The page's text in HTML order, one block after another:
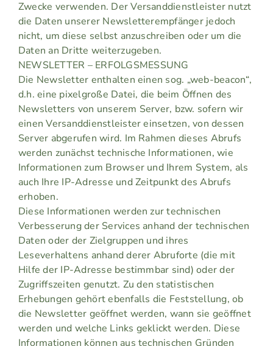
Zwecke verwenden. Der Versanddienstleister nutzt
die Daten unserer Newsletterempfänger jedoch
nicht, um diese selbst anzuschreiben oder um die
Daten an Dritte weiterzugeben.
NEWSLETTER – ERFOLGSMESSUNG
Die Newsletter enthalten einen sog. „web-beacon“,
d.h. eine pixelgroße Datei, die beim Öffnen des
Newsletters von unserem Server, bzw. sofern wir
einen Versanddienstleister einsetzen, von dessen
Server abgerufen wird. Im Rahmen dieses Abrufs
werden zunächst technische Informationen, wie
Informationen zum Browser und Ihrem System, als
auch Ihre IP-Adresse und Zeitpunkt des Abrufs
erhoben.
Diese Informationen werden zur technischen
Verbesserung der Services anhand der technischen
Daten oder der Zielgruppen und ihres
Leseverhaltens anhand derer Abruforte (die mit
Hilfe der IP-Adresse bestimmbar sind) oder der
Zugriffszeiten genutzt. Zu den statistischen
Erhebungen gehört ebenfalls die Feststellung, ob
die Newsletter geöffnet werden, wann sie geöffnet
werden und welche Links geklickt werden. Diese
Informationen können aus technischen Gründen